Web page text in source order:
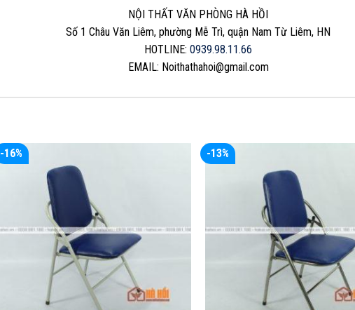
NỘI THẤT VĂN PHÒNG HÀ HỒI
Số 1 Châu Văn Liêm, phường Mễ Trì, quận Nam Từ Liêm, HN
HOTLINE: 0939.98.11.66
EMAIL: Noithathahoi@gmail.com
-16% -13%